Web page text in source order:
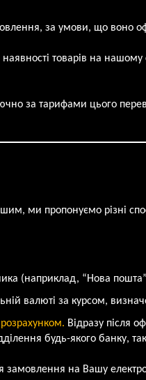
за умови, що
товарів на
за тарифами цього
ми пропонуємо різні
(наприклад, “Нова
валюті за курсом,
Відразу після
будь-якого банку,
замовлення на Вашу